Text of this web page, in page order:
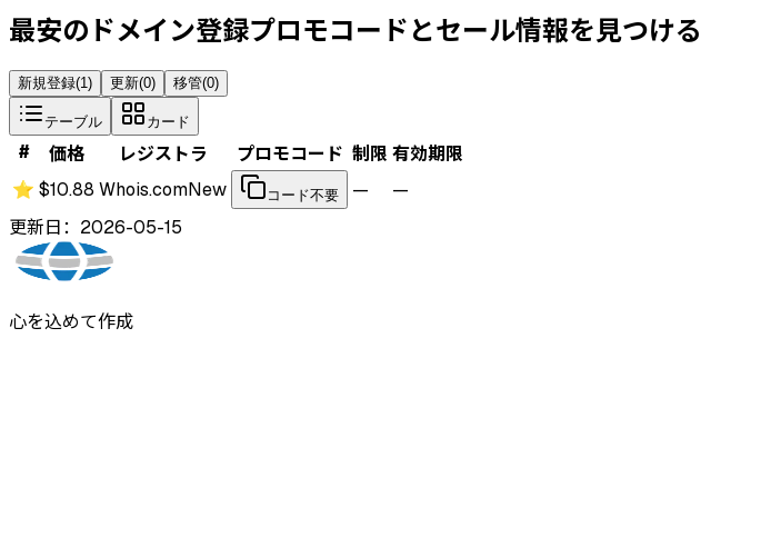
最安のドメイン登録プロモコードとセール情報を見つける
新規登録(1) 更新(0) 移管(0)
テーブル カード
# 価格 レジストラ プロモコード 制限 有効期限
⭐ $10.88 Whois.comNew コード不要 —
—
更新日：2026-05-15
心を込めて作成